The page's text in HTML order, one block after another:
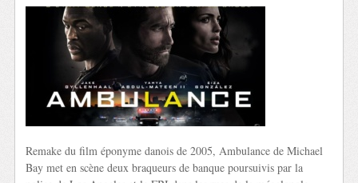
Remake du film éponyme danois de 2005, Ambulance de Michael
Bay met en scène deux braqueurs de banque poursuivis par la